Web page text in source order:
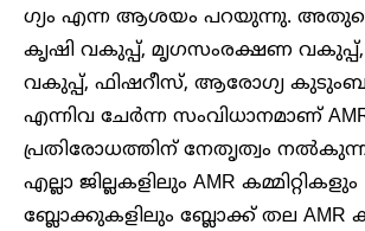
ഗ്യം എന്ന ആശയം പറയുന്നു.
കൃഷി വകുപ്പ്, മൃഗസംരക്ഷണ വകുപ്പ്,
വകുപ്പ്, ഫിഷറീസ്, ആരോഗ്യ കുടുംബ
എന്നിവ ചേർന്ന സംവിധാനമാണ്
പ്രതിരോധത്തിന് നേതൃത്വം
എല്ലാ ജില്ലകളിലും AMR
ബ്ലോക്കുകളിലും ബ്ലോക്ക് തല AMR